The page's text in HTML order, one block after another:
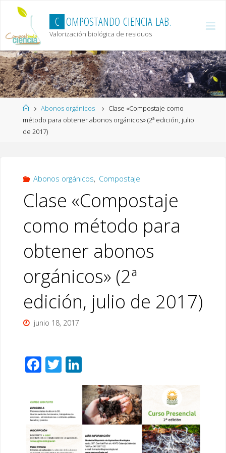
content
C OMPOSTANDO CIENCIA LAB.
Valorización biológica de residuos
HomeAbonos orgánicos
Clase «Compostaje como
método para obtener abonos orgánicos» (2ª edición, julio
de 2017)
Abonos orgánicos, Compostaje
Clase «Compostaje
como método para
obtener abonos
orgánicos» (2ª
edición, julio de 2017)
junio 18, 2017
F
e
b
o
o
T
er
Li
n
k
e
dI
n